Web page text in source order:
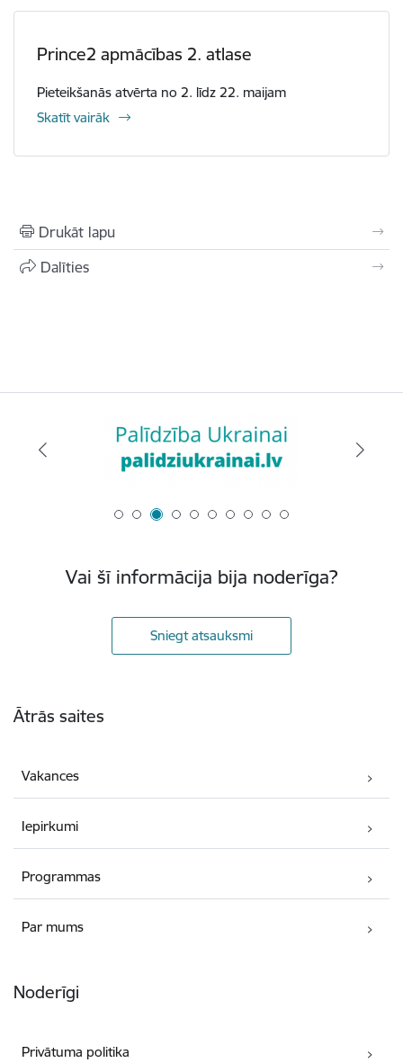
Prince2 apmācības 2. atlase
Pieteikšanās atvērta no 2. līdz 22. maijam
Skatīt vairāk
Drukāt lapu
Dalīties
Vai šī informācija bija noderīga?
Sniegt atsauksmi
Ātrās saites
Vakances
Iepirkumi
Programmas
Par mums
Noderīgi
Privātuma politika